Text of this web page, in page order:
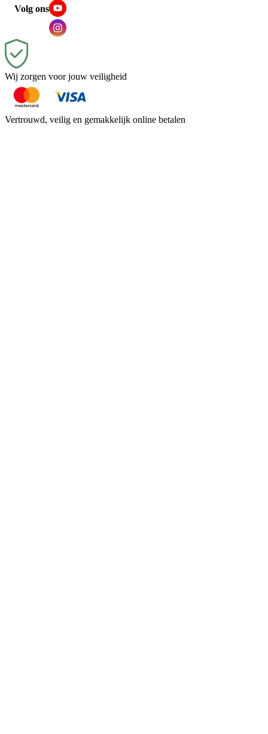
Volg ons
Wij zorgen voor jouw veiligheid
Vertrouwd, veilig en gemakkelijk online betalen